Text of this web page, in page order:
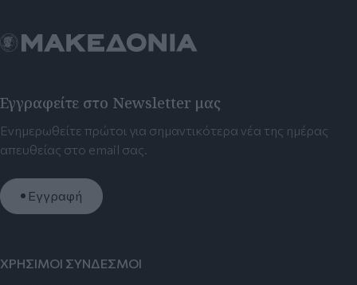
Εγγραφείτε στο Newsletter μας
Ενημερωθείτε πρώτοι για σημαντικότερα νέα της ημέρας
απευθείας στο email σας.
Εγγραφή
ΧΡΗΣΙΜΟΙ ΣΥΝΔΕΣΜΟΙ